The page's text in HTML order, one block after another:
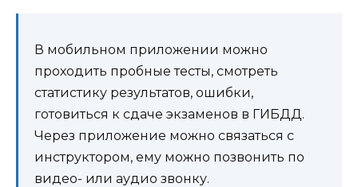
В мобильном приложении можно
проходить пробные тесты, смотреть
статистику результатов, ошибки,
готовиться к сдаче экзаменов в ГИБДД.
Через приложение можно связаться с
инструктором, ему можно позвонить по
видео- или аудио звонку.